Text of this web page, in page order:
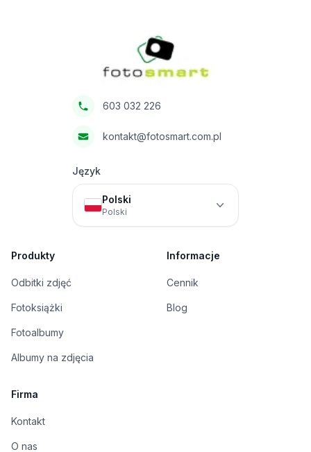
603 032 226
kontakt@fotosmart.com.pl
Język
Polski
Polski
Produkty
Odbitki zdjęć
Fotoksiążki
Fotoalbumy
Albumy na zdjęcia
Informacje
Cennik
Blog
Firma
Kontakt
O nas